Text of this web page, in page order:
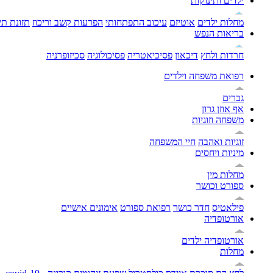
מחלות ילדים אוטיזם עיכוב התפתחותי הפרעות קשב וריכוז תזונת
בריאות הנפש
חרדות ולחץ דיכאון פסיכיאטריה פסיכולוגיה סכיזופרניה
רפואת משפחה וילדים
גברים
אף אוזן גרון
משפחה וזוגיות
זוגיות ואהבה חיי המשפחה
מיניות ויחסים
מחלות מין
ספורט וכושר
פילאטיס חדר כושר רפואת ספורט אימונים אישיים
אורטופדיה
אורטופדיה ילדים
מחלות